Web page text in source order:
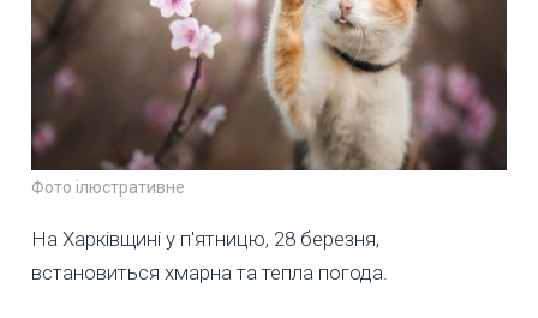
Фото ілюстративне
На Харківщині у п'ятницю, 28 березня,
встановиться хмарна та тепла погода.